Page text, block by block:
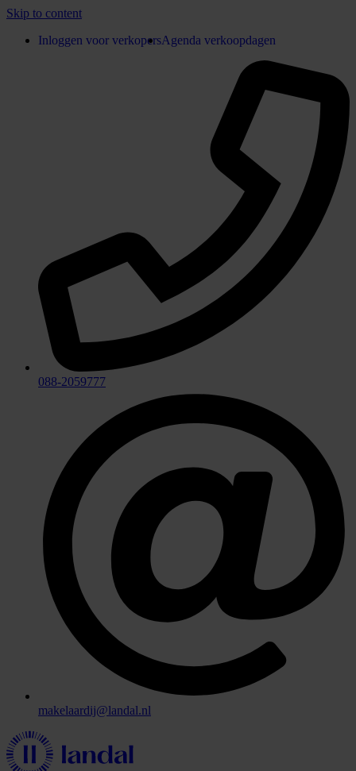
Skip to content
Inloggen voor verkopersAgenda verkoopdagen
088-2059777
makelaardij@landal.nl